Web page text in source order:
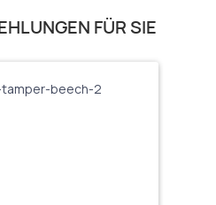
FÜR SIE